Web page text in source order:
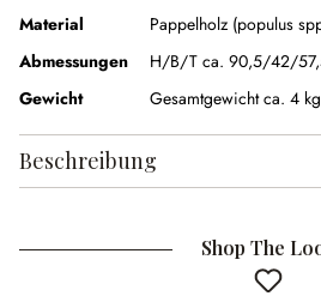
Material
Pappelholz (populus
Abmessungen
H/B/T ca. 90,5/42/
Gewicht
Gesamtgewicht ca. 4 kg
Beschreibung
Shop The